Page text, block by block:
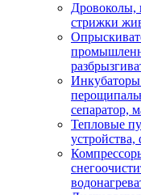
Дровоколы,
стрижки
сепаратор,
Тепловые